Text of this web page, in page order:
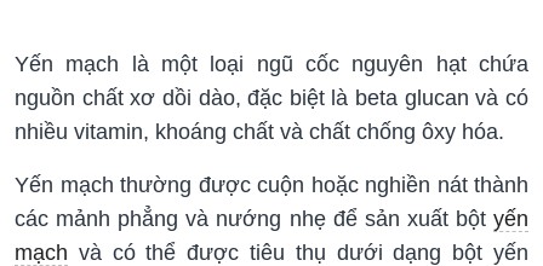
Yến mạch là một loại ngũ cốc nguyên hạt chứa
nguồn chất xơ dồi dào, đặc biệt là beta glucan và có
nhiều vitamin, khoáng chất và chất chống ôxy hóa.
Yến mạch thường được cuộn hoặc nghiền nát thành
các mảnh phẳng và nướng nhẹ để sản xuất bột yến
mạch và có thể được tiêu thụ dưới dạng bột yến